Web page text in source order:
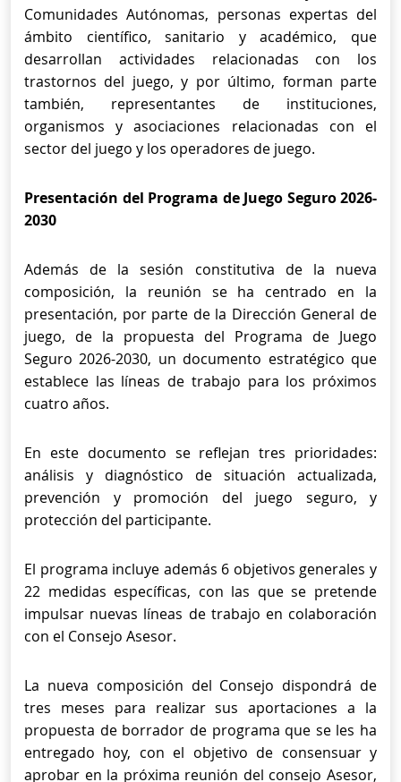
Comunidades Autónomas, personas expertas del
ámbito científico, sanitario y académico, que
desarrollan actividades relacionadas con los
trastornos del juego, y por último, forman parte
también, representantes de instituciones,
organismos y asociaciones relacionadas con el
sector del juego y los operadores de juego.
Presentación del Programa de Juego Seguro 2026-
2030
Además de la sesión constitutiva de la nueva
composición, la reunión se ha centrado en la
presentación, por parte de la Dirección General de
juego, de la propuesta del Programa de Juego
Seguro 2026-2030, un documento estratégico que
establece las líneas de trabajo para los próximos
cuatro años.
En este documento se reflejan tres prioridades:
análisis y diagnóstico de situación actualizada,
prevención y promoción del juego seguro, y
protección del participante.
El programa incluye además 6 objetivos generales y
22 medidas específicas, con las que se pretende
impulsar nuevas líneas de trabajo en colaboración
con el Consejo Asesor.
La nueva composición del Consejo dispondrá de
tres meses para realizar sus aportaciones a la
propuesta de borrador de programa que se les ha
entregado hoy, con el objetivo de consensuar y
aprobar en la próxima reunión del consejo Asesor,